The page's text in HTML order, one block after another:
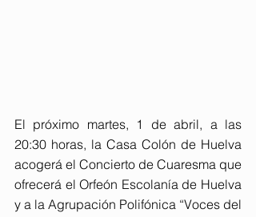
El próximo martes, 1 de abril, a las
20:30 horas, la Casa Colón de Huelva
acogerá el Concierto de Cuaresma que
ofrecerá el Orfeón Escolanía de Huelva
y a la Agrupación Polifónica “Voces del